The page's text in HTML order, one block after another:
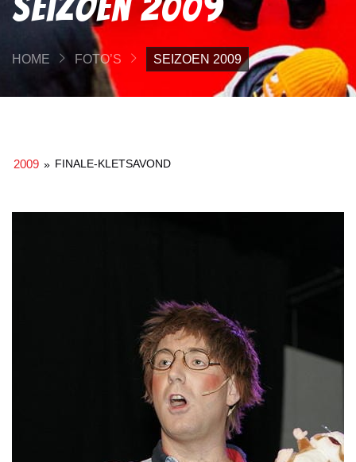
HOME FOTO’S SEIZOEN 2009
2009 » FINALE-KLETSAVOND